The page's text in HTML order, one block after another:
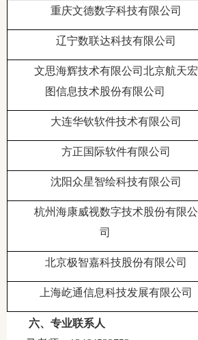
重庆文德数字科技有限公司
辽宁数联达科技有限公司
文思海辉技术有限公司北京航天宏
图信息技术股份有限公司
大连华钦软件技术有限公司
方正国际软件有限公司
沈阳众星智绘科技有限公司
杭州海康威视数字技术股份有限公
司
北京极智嘉科技股份有限公司
上海屹通信息科技发展有限公司
六、专业联系人